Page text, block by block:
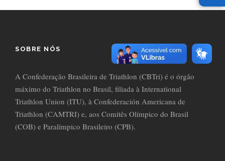
SOBRE NÓS
A Confederação Brasileira de Triathlon (CBTri) é o órgão
máximo do Triathlon no Brasil, filiada à International
Triathlon Union (ITU), à Confederación Americana de
Triathlon (CAMTRI) e, aos Comitês Olímpico do Brasil
(COB) e Paralímpico Brasileiro (CPB).